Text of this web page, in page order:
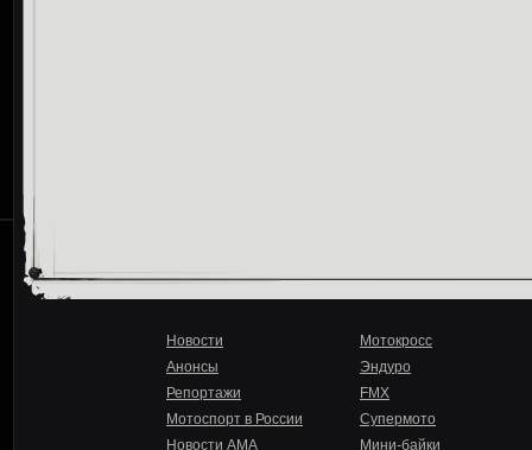
Новости
Анонсы
Репортажи
Мотоспорт в России
Новости AMA
Мотокросс
Эндуро
FMX
Супермото
Мини-байки